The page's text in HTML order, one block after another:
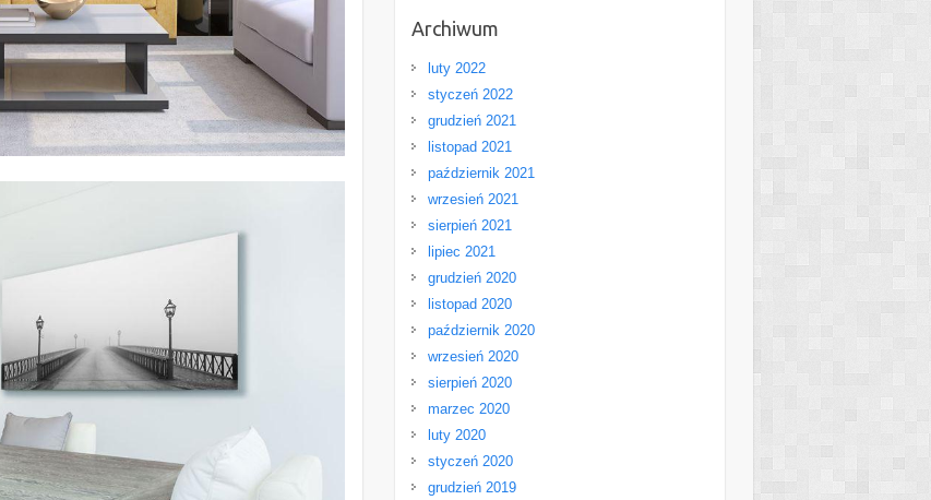
Archiwum
luty 2022
styczeń 2022
grudzień 2021
listopad 2021
październik 2021
wrzesień 2021
sierpień 2021
lipiec 2021
grudzień 2020
listopad 2020
październik 2020
wrzesień 2020
sierpień 2020
marzec 2020
luty 2020
styczeń 2020
grudzień 2019